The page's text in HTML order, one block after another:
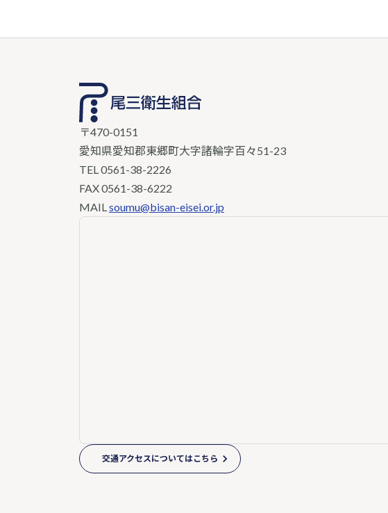
〒470-0151
愛知県愛知郡東郷町大字諸輪字百々51-23
TEL0561-38-2226
FAX 0561-38-6222
MAILsoumu@bisan-eisei.or.jp
交通アクセスについてはこちら